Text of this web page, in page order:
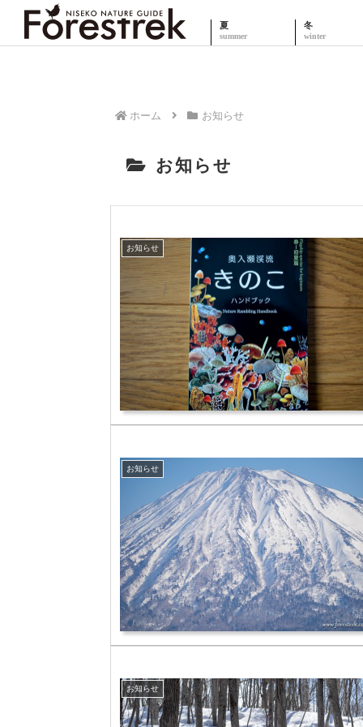
夏 冬
ホーム お知らせ
お知らせ
お知らせ
お知らせ
お知らせ